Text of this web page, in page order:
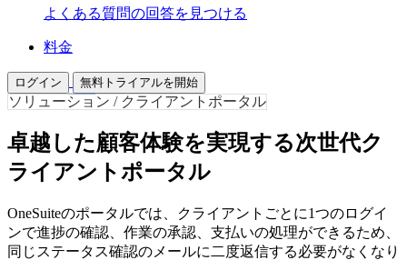
よくある質問の回答を見つける
料金
ログイン 無料トライアルを開始
ソリューション / クライアントポータル
卓越した顧客体験を実現する次世代ク
ライアントポータル
OneSuiteのポータルでは、クライアントごとに1つのログイ
ンで進捗の確認、作業の承認、支払いの処理ができるため、
同じステータス確認のメールに二度返信する必要がなくなり